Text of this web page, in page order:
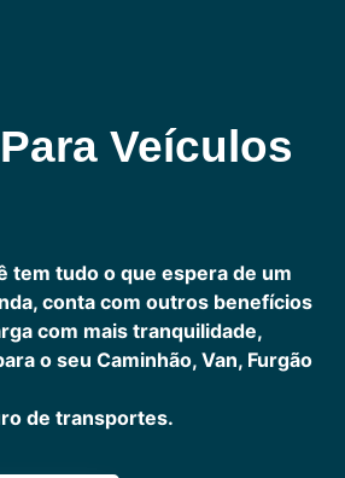
Veículos
tem tudo o que espera de um
conta com outros benefícios
com mais tranquilidade,
o seu Caminhão, Van, Furgão
de transportes.